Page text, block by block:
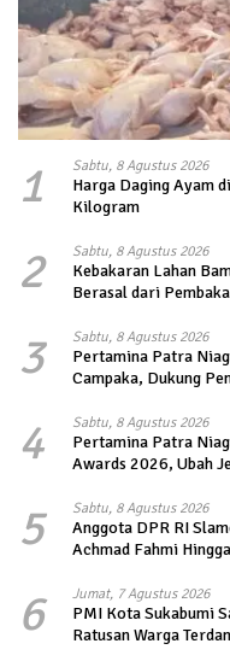
1 Sabtu, 8 Agustus 2026
Harga Daging Ayam
Kilogram
2 Sabtu, 8 Agustus 2026
Kebakaran Lahan
Berasal dari
3 Sabtu, 8 Agustus 2026
Pertamina Patra
Campaka, Dukung
4 Sabtu, 8 Agustus 2026
Pertamina Patra
Awards 2026, Ubah
5 Sabtu, 8 Agustus 2026
Anggota DPR RI
Achmad Fahmi
6 Jumat, 7 Agustus 2026
PMI Kota Sukabumi
Ratusan Warga